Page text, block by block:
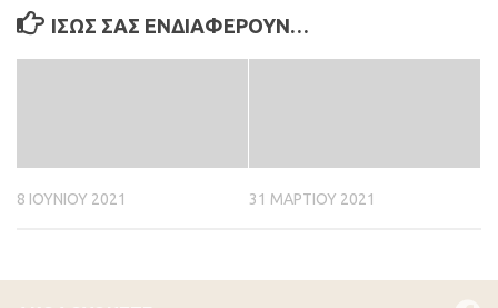
ΊΣΩΣ ΣΑΣ ΕΝΔΙΑΦΈΡΟΥΝ…
8 ΙΟΥΝΊΟΥ 2021 31 ΜΑΡΤΊΟΥ 2021